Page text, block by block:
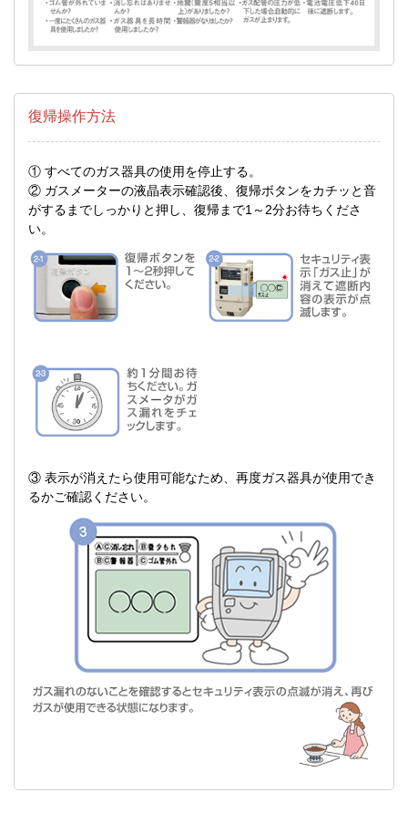
復帰操作方法
① すべてのガス器具の使用を停止する。
② ガスメーターの液晶表示確認後、復帰ボタンをカチッと音
がするまでしっかりと押し、復帰まで1～2分お待ちくださ
い。
③ 表示が消えたら使用可能なため、再度ガス器具が使用でき
るかご確認ください。